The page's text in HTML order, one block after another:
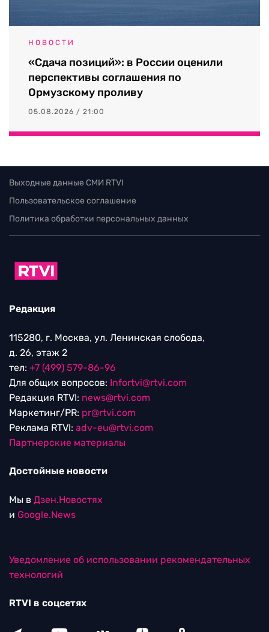
НОВОСТИ
«Сдача позиций»: в России оценили
перспективы соглашения по
Ормузскому проливу
05.08.2026 / 21:00
Выходные данные СМИ RTVI
Пользовательское соглашение
Политика обработки персональных данных
Редакция
115280, г. Москва, ул. Ленинская слобода,
д. 26, этаж 2
тел: +7 (499) 579-86-96
Для общих вопросов: Infortvi@rtvi.com
Редакция RTVI: news@rtvi.com
Маркетинг/PR: pr@rtvi.com
Реклама RTVI: adv-eu@rtvi.com
Партнерские материалы
Достойные новости
Мы в Дзен.Новостях
и Google.News
Уведомление об использовании рекомендательных
технологий
RTVI в соцсетях